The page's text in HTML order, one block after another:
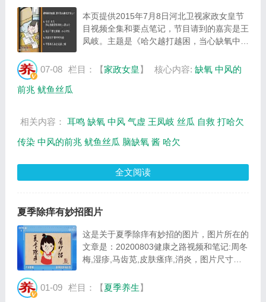
本页提供2015年7月8日河北卫视家政女皇节
目视频全集和要点笔记，节目请到的嘉宾是王
凤岐。主题是《哈欠越打越困，当心缺氧中
氧，鱿鱼丝瓜的制作方法等相关内容，百年养
07-08 栏目：【家政女皇 】 核心内容: 缺氧 中风的
前兆 鱿鱼丝瓜
相关内容： 耳鸣 缺氧 中风 气虚 王凤岐 丝瓜 自救 打哈欠
传染 中风的前兆 鱿鱼丝瓜 脑缺氧 酱 哈欠
全文阅读
夏季除痒有妙招图片
这是关于夏季除痒有妙招的图片，图片所在的
文章是：20200803健康之路视频和笔记:周冬
梅,湿疹,马齿苋,皮肤瘙痒,消炎，图片尺寸
114197Byte。...
01-09 栏目：【夏季养生】